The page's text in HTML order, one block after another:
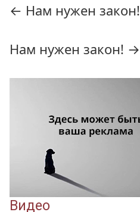
по
← Нам нужен закон!
Нам нужен закон! →
Видео